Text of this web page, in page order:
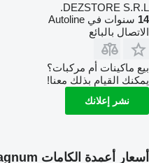
DEZSTORE S.R.L.
14 سنوات في Autoline
الاتصال بالبائع
بيع ماكينات أم مركبات؟
يمكنك القيام بذلك معنا!
نشر إعلانك
أسعار أعمدة الكامات Renault Magnum